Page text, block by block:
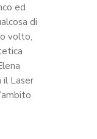
ed
di
volto,
il Laser